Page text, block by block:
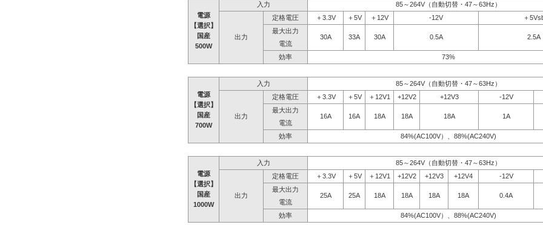
電源
【選択】
国産
500W
入力 85～264V（自動切替・47～63Hz）
出力
定格電圧 ＋3.3V ＋5V ＋12V -12V
＋
最大出力
30A
33A 30A 0.5A
2.5A
電流
効率
73%
電源
【選択】
国産
700W
入力 85～264V（自動切替・47～63Hz）
出力
定格電圧 ＋3.3V ＋5V ＋12V1 +12V2 +12V3
-12V
最大出力
16A
16A 18A 18A 18A
1A
電流
効率
84%(AC100V）、88%(AC240V)
電源
【選択】
国産
1000W
入力 85～264V（自動切替・47～63Hz）
出力
定格電圧 ＋3.3V ＋5V ＋12V1 +12V2 +12V3 +12V4
-12V
最大出力
25A
25A 18A 18A 18A 18A
0.4A
電流
効率
84%(AC100V）、88%(AC240V)